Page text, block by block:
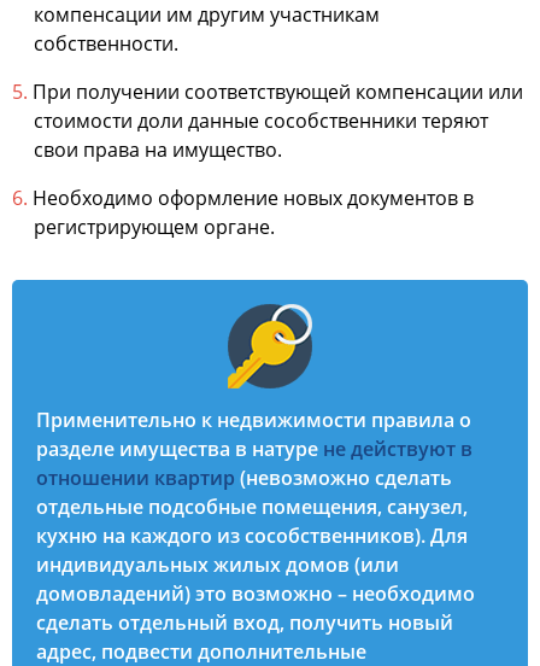
компенсации им другим участникам
собственности.
При получении соответствующей компенсации или
стоимости доли данные сособственники теряют
свои права на имущество.
Необходимо оформление новых документов в
регистрирующем органе.
Применительно к недвижимости правила о
разделе имущества в натуре не действуют в
отношении квартир (невозможно сделать
отдельные подсобные помещения, санузел,
кухню на каждого из сособственников). Для
индивидуальных жилых домов (или
домовладений) это возможно – необходимо
сделать отдельный вход, получить новый
адрес, подвести дополнительные